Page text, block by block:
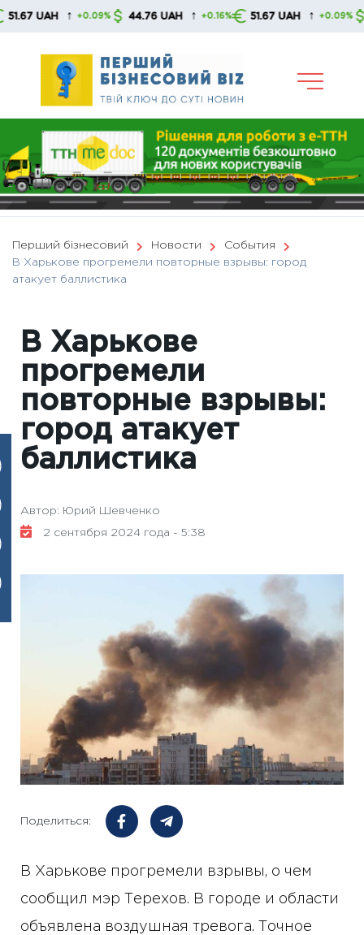
Skip
UAH ↑ +0.09% 44.76 UAH ↑ +0.16% 51.67 UAH ↑ +0.09%
Перший бізнесовий Новости
События
В Харькове прогремели повторные взрывы: город
атакует баллистика
В Харькове
прогремели
повторные взрывы:
город атакует
баллистика
Автор: Юрий Шевченко
2 сентября 2024 года - 5:38
Поделиться:
В Харькове прогремели взрывы, о чем
сообщил мэр Терехов. В городе и области
объявлена ​​воздушная тревога. Точное